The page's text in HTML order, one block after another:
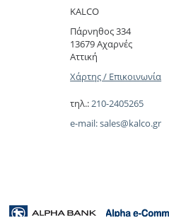
KALCO
Πάρνηθoς 334
13679 Αχαρνές
Αττική
Χάρτης / Επικοινωνία
τηλ.:210-2405265
e-mail:sales@kalco.gr